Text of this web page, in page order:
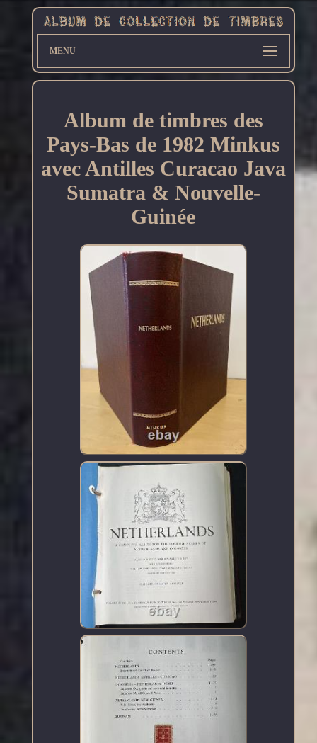
MENU
Album de timbres des
Pays-Bas de 1982 Minkus
avec Antilles Curacao Java
Sumatra & Nouvelle-
Guinée